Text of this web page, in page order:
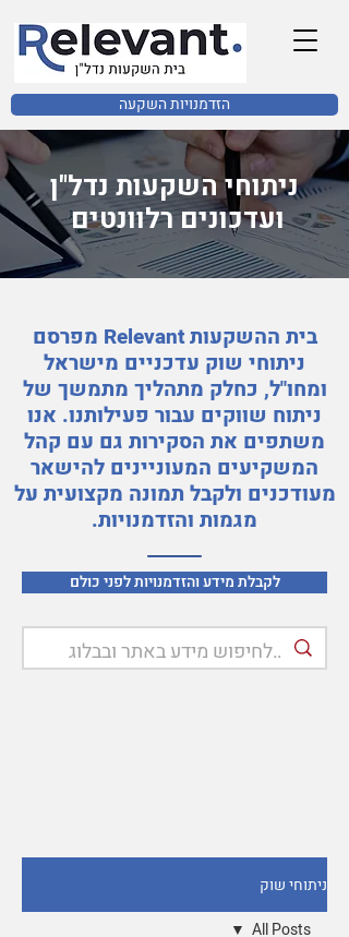
הזדמנויות השקעה
ניתוחי השקעות נדל"ן
ועדכונים רלוונטים
בית ההשקעות Relevant מפרסם
ניתוחי שוק עדכניים מישראל
ומחו"ל, כחלק מתהליך מתמשך של
ניתוח שווקים עבור פעילותנו. אנו
משתפים את הסקירות גם עם קהל
המשקיעים המעוניינים להישאר
מעודכנים ולקבל תמונה מקצועית על
מגמות והזדמנויות.
לקבלת מידע והזדמנויות לפני כולם
ניתוחי שוק
All Posts